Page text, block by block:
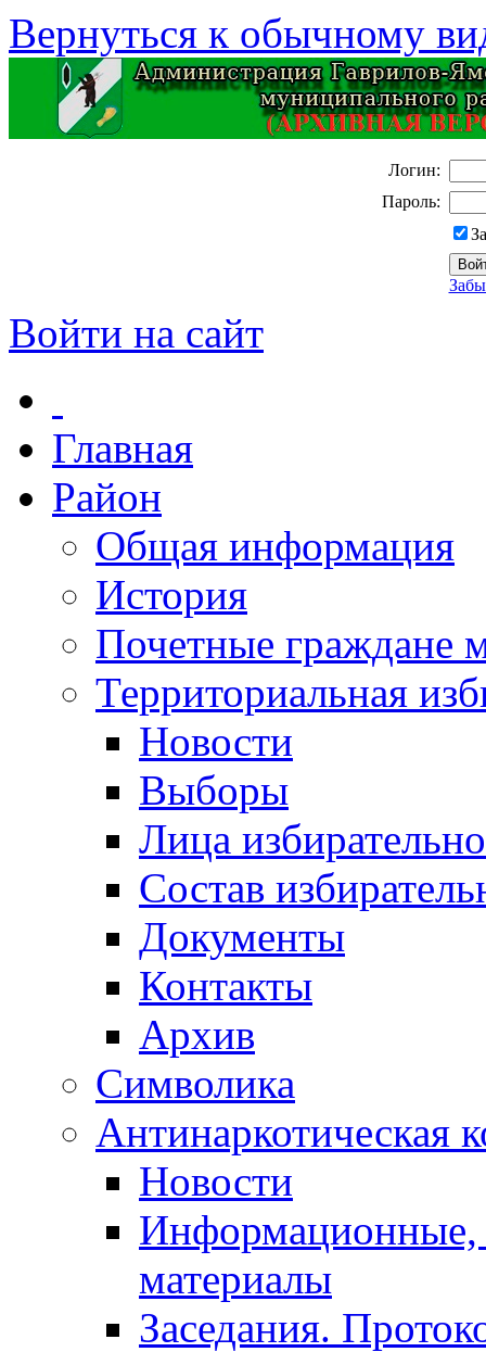
Вернуться к обычному
Логин:
Пароль:
Войти на сайт
Главная
Район
Общая информация
История
Почетные граждане
Территориальная
Новости
Выборы
Лица
Состав
Документы
Контакты
Архив
Символика
Антинаркотическая
Новости
Информационные,
материалы
Заседания.